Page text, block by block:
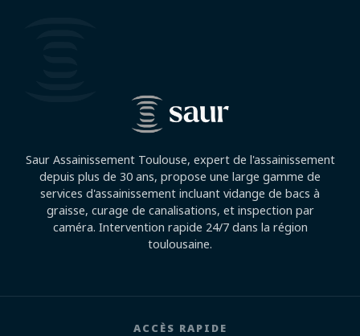
Saur Assainissement Toulouse, expert de l'assainissement
depuis plus de 30 ans, propose une large gamme de
services d'assainissement incluant vidange de bacs à
graisse, curage de canalisations, et inspection par
caméra. Intervention rapide 24/7 dans la région
toulousaine.
ACCÈS RAPIDE